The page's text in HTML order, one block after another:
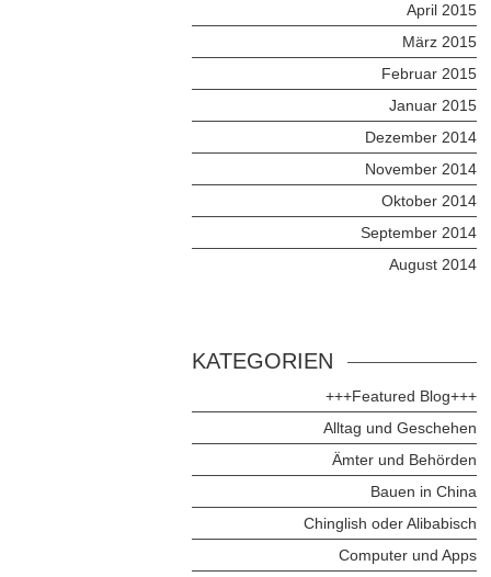
April 2015
März 2015
Februar 2015
Januar 2015
Dezember 2014
November 2014
Oktober 2014
September 2014
August 2014
KATEGORIEN
+++Featured Blog+++
Alltag und Geschehen
Ämter und Behörden
Bauen in China
Chinglish oder Alibabisch
Computer und Apps